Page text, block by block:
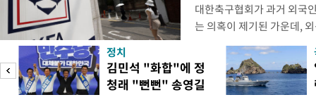
대한축구협회가 과거 외국
는 의혹이 제기된 가운데,
도하면서 파장이 커지고
광부가 2016년 작성한 감
2011년 3월부터 2012년 3
에 참여한 외국인 심판들에
정치
김민석 "화합"에 정
청래 "뻔뻔" 송영길